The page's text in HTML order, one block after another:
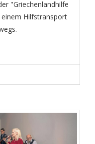
"Griechenlandhilfe
Hilfstransport